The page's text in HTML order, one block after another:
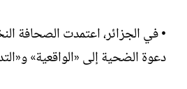
• في الجزائر، اعتمدت الصحافة
دعوة الضحية إلى «الواقعية»